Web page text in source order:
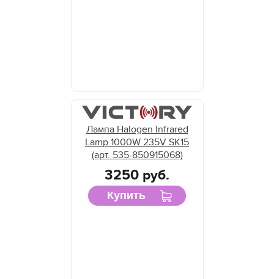
Лампа Halogen Infrared
Lamp 1000W 235V SK15
(арт. 535-850915068)
3250 руб.
Купить